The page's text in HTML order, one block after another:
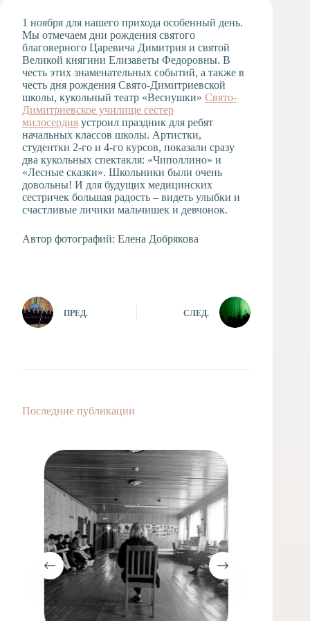
студия
Музыкальное
отделение
Психологическая
Служба
Тьюторская
служба
1 ноября для нашего прихода особенный день.
Мы отмечаем дни рождения святого
благоверного Царевича Димитрия и святой
Великой княгини Елизаветы Федоровны. В
честь этих знаменательных событий, а также в
честь дня рождения Свято-Димитриевской
школы, кукольный театр «Веснушки» Свято-
Димитриевское училище сестер
милосердия устроил праздник для ребят
начальных классов школы. Артистки,
студентки 2-го и 4-го курсов, показали сразу
два кукольных спектакля: «Чиполлино» и
«Лесные сказки». Школьники были очень
довольны! И для будущих медицинских
сестричек большая радость – видеть улыбки и
счастливые личики мальчишек и девчонок.
Автор фотографий: Елена Добрякова
ПРЕД. СЛЕД.
Последние публикации